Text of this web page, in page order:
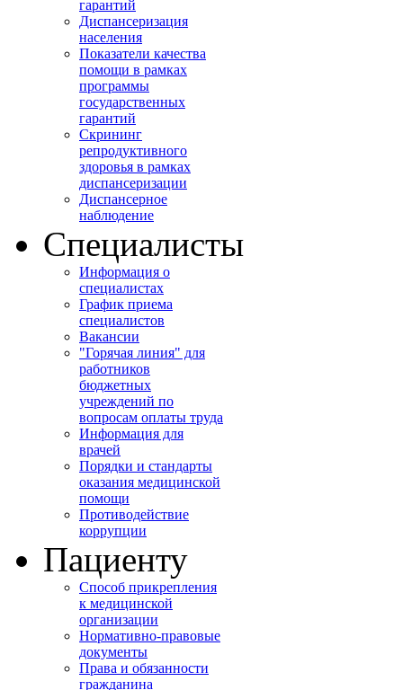
гарантий
Диспансеризация
населения
Показатели качества
помощи в рамках
программы
государственных
гарантий
Скрининг
репродуктивного
здоровья в рамках
диспансеризации
Диспансерное
наблюдение
Специалисты
Информация о
специалистах
График приема
специалистов
Вакансии
"Горячая линия" для
работников
бюджетных
учреждений по
вопросам оплаты труда
Информация для
врачей
Порядки и стандарты
оказания медицинской
помощи
Противодействие
коррупции
Пациенту
Способ прикрепления
к медицинской
организации
Нормативно-правовые
документы
Права и обязанности
гражданина